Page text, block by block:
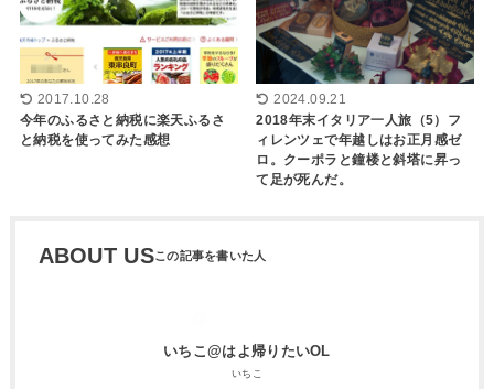
2017.10.28
今年のふるさと納税に楽天ふるさ
と納税を使ってみた感想
2024.09.21
2018年末イタリア一人旅（5）フ
ィレンツェで年越しはお正月感ゼ
ロ。クーポラと鐘楼と斜塔に昇っ
て足が死んだ。
ABOUT US
いちこ@はよ帰りたいOL
いちこ